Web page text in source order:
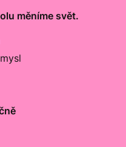
měníme svět.